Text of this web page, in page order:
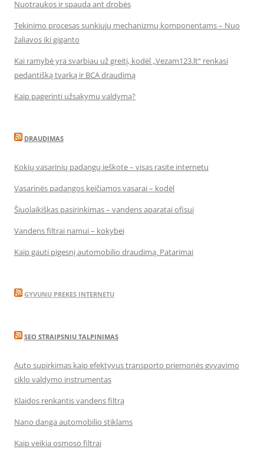
Nuotraukos ir spauda ant drobės
Tekinimo procesas sunkiųjų mechanizmų komponentams – Nuo
žaliavos iki giganto
Kai ramybė yra svarbiau už greitį, kodėl „Vezam123.lt“ renkasi
pedantišką tvarką ir BCA draudimą
Kaip pagerinti užsakymų valdymą?
DRAUDIMAS
Kokių vasarinių padangų ieškote – visas rasite internetu
Vasarinės padangos keičiamos vasarai – kodėl
Šiuolaikiškas pasirinkimas – vandens aparatai ofisui
Vandens filtrai namui – kokybei
Kaip gauti pigesnį automobilio draudimą. Patarimai
GYVUNU PREKES INTERNETU
SEO STRAIPSNIU TALPINIMAS
Auto supirkimas kaip efektyvus transporto priemonės gyvavimo
ciklo valdymo instrumentas
Klaidos renkantis vandens filtrą
Nano danga automobilio stiklams
Kaip veikia osmoso filtrai